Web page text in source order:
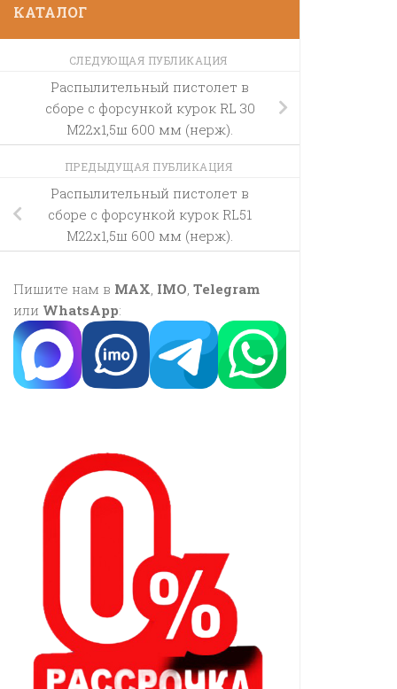
КАТАЛОГ
СЛЕДУЮЩАЯ ПУБЛИКАЦИЯ
Распылительный пистолет в
сборе с форсункой курок RL 30
М22х1,5ш 600 мм (нерж).
ПРЕДЫДУЩАЯ ПУБЛИКАЦИЯ
Распылительный пистолет в
сборе с форсункой курок RL51
М22х1,5ш 600 мм (нерж).
Пишите нам в MAX IMO Telegram
или WhatsApp: